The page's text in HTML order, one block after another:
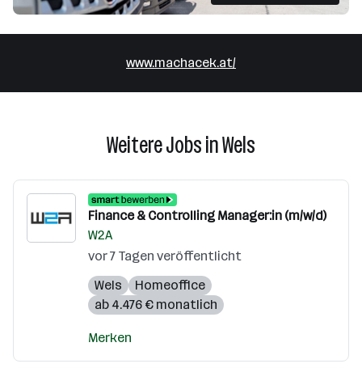
www.machacek.at/
Weitere Jobs in Wels
Finance & Controlling Manager:in (m/w/d)
W2A
vor 7 Tagen veröffentlicht
Wels
Homeoffice
ab 4.476 € monatlich
Merken